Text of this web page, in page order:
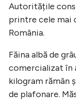
Autoritățile
printre cele mai
România.
Făina albă de
comercializat în
kilogram rămân
de plafonare.